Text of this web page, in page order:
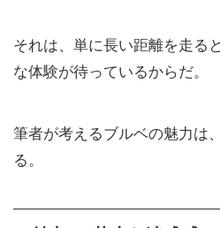
それは、単に長い距離を走る
な体験が待っているからだ。
筆者が考えるブルベの魅力は
る。